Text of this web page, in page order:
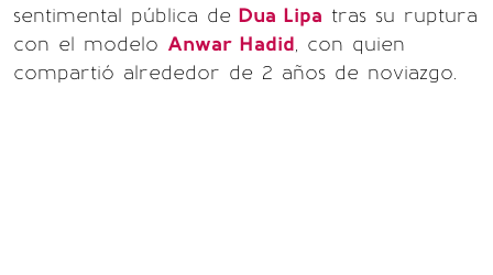
sentimental pública de Dua Lipa tras su ruptura
con el modelo Anwar Hadid, con quien
compartió alrededor de 2 años de noviazgo.